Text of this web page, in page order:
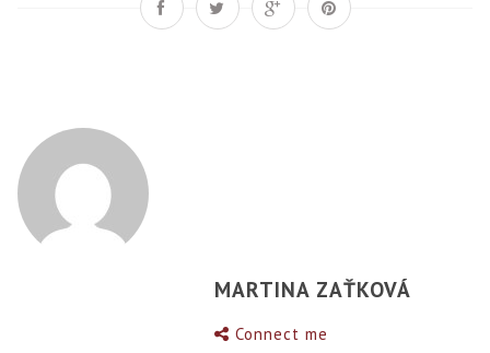
MARTINA ZAŤKOVÁ
Connect me